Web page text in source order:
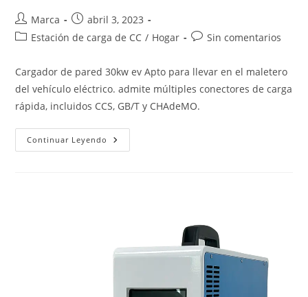
Marca
abril 3, 2023
Estación de carga de CC / Hogar Sin comentarios
Cargador de pared 30kw ev Apto para llevar en el maletero
del vehículo eléctrico. admite múltiples conectores de carga
rápida, incluidos CCS, GB/T y CHAdeMO.
Continuar Leyendo